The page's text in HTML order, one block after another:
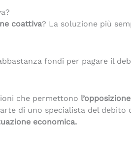
coattiva? La soluzione più
fondi per pagare il
che permettono
di uno specialista del
economica.